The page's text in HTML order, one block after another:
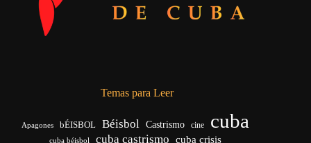
Temas para Leer
Apagones bÉISBOL Béisbol Castrismo cine cuba
cuba béisbol cuba castrismo cuba crisis